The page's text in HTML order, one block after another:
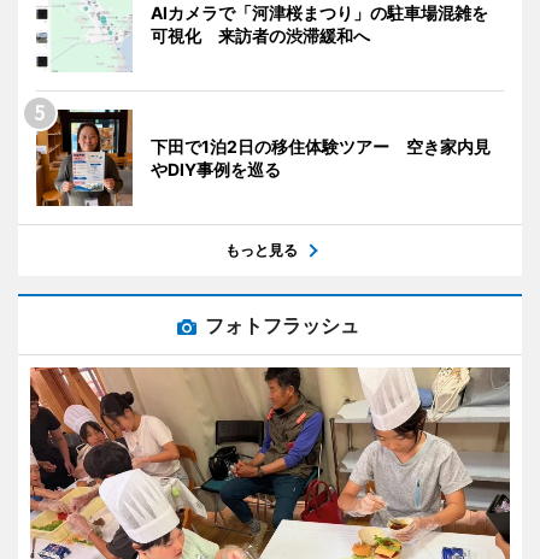
AIカメラで「河津桜まつり」の駐車場混雑を
可視化 来訪者の渋滞緩和へ
下田で1泊2日の移住体験ツアー 空き家内見
やDIY事例を巡る
もっと見る
フォトフラッシュ